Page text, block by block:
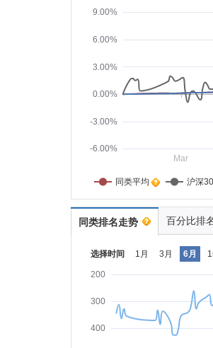
-6.00%
-3.00%
0.00%
3.00%
6.00%
9.00%
Mar
同类平均 沪深
同类排名走势 百分比排
选择时间 1月 3月 6月
200
300
400